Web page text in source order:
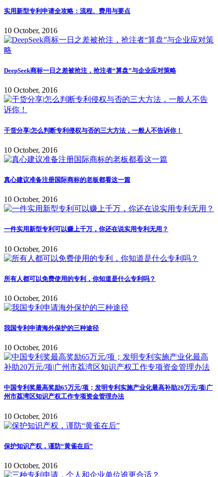
实用新型专利申请全攻略：流程、费用与要点
10 October, 2016
DeepSeek商标一日之差被抢注，抢注者“算盘”与企业应对策略
10 October, 2016
干货分享|怎么判断专利侵权与否的三大方法，一般人不告诉你！
10 October, 2016
真心建议准备注册国际商标的老板都看这一篇
10 October, 2016
一件实用新型专利可以赚上千万，你还在说实用专利无用？
10 October, 2016
所有人都可以免费使用的专利，你知道是什么专利吗？
10 October, 2016
我国专利申请海外保护的三种途径
10 October, 2016
中国专利奖最高奖励65万元/项；发明专利实施产业化最高补助20万元/项|广
州市荔湾区知识产权工作专项资金管理办法
10 October, 2016
保护知识产权，谨防“黄雀在后”
10 October, 2016